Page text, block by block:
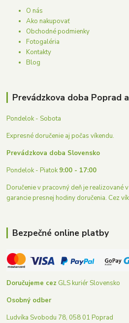
O nás
Ako nakupovať
Obchodné podmienky
Fotogaléria
Kontakty
Blog
Prevádzkova doba Poprad
Pondelok - Sobota
Expresné doručenie aj počas víkendu.
Prevádzkova doba Slovensko
Pondelok - Piatok9:00 - 17:00
Doručenie v pracovný deň je realizované
garancie presnej hodiny doručenia. Cez
Bezpečné online platby
Doručujeme cez GLS kuriér Slovensko
Osobný odber
Ludvíka Svobodu 78, 058 01 Poprad